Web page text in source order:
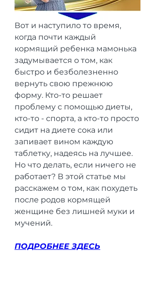
Вот и наступило то время,
когда почти каждый
кормящий ребенка мамонька
задумывается о том, как
быстро и безболезненно
вернуть свою прежнюю
форму. Кто-то решает
проблему с помощью диеты,
кто-то - спорта, а кто-то просто
сидит на диете сока или
запивает вином каждую
таблетку, надеясь на лучшее.
Но что делать, если ничего не
работает? В этой статье мы
расскажем о том, как похудеть
после родов кормящей
женщине без лишней муки и
мучений.
ПОДРОБНЕЕ ЗДЕСЬ